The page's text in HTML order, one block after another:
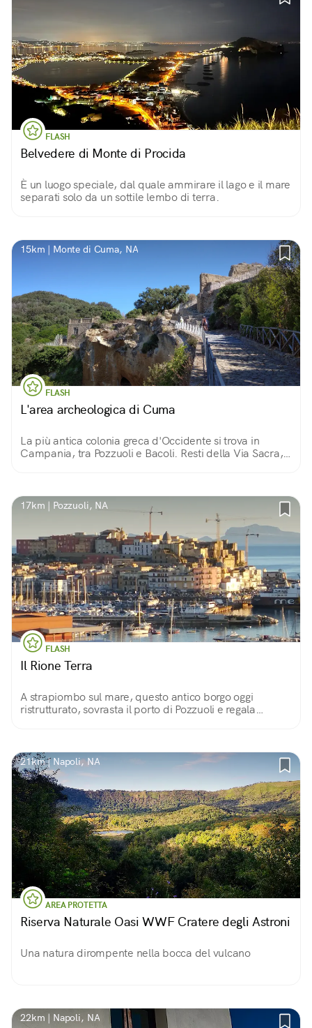
FLASH
Belvedere di Monte di Procida
È un luogo speciale, dal quale ammirare il lago e il mare
separati solo da un sottile lembo di terra.
15km | Monte di Cuma, NA
FLASH
L'area archeologica di Cuma
La più antica colonia greca d'Occidente si trova in
Campania, tra Pozzuoli e Bacoli. Resti della Via Sacra,
17km | Pozzuoli, NA
FLASH
Il Rione Terra
A strapiombo sul mare, questo antico borgo oggi
ristrutturato, sovrasta il porto di Pozzuoli e regala
21km | Napoli, NA
AREA PROTETTA
Riserva Naturale Oasi WWF Cratere degli Astroni
Una natura dirompente nella bocca del vulcano
22km | Napoli, NA